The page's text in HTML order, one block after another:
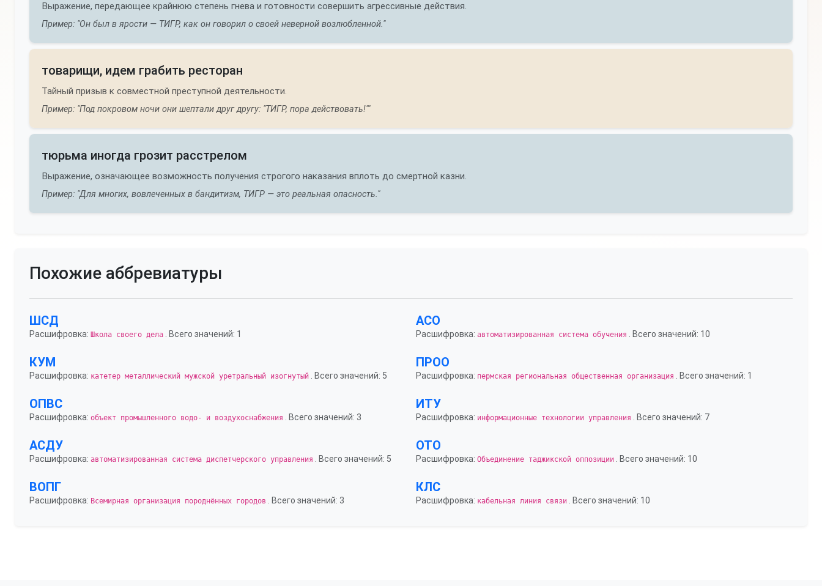
Выражение, передающее крайнюю степень гнева и готовности совершить агрессивные действия.
Пример: "Он был в ярости — ТИГР, как он говорил о своей неверной возлюбленной."
товарищи, идем грабить ресторан
Тайный призыв к совместной преступной деятельности.
Пример: "Под покровом ночи они шептали друг другу: "ТИГР, пора действовать!""
тюрьма иногда грозит расстрелом
Выражение, означающее возможность получения строгого наказания вплоть до смертной казни.
Пример: "Для многих, вовлеченных в бандитизм, ТИГР — это реальная опасность."
Похожие аббревиатуры
ШСД
Расшифровка: Школа своего дела . Всего значений: 1
АСО
Расшифровка: автоматизированная система обучения . Всего значений: 10
КУМ
Расшифровка: катетер металлический мужской уретральный изогнутый . Всего значений: 5
ПРОО
Расшифровка: пермская региональная общественная организация . Всего значений: 1
ОПВС
Расшифровка: объект промышленного водо- и воздухоснабжения . Всего значений: 3
ИТУ
Расшифровка: информационные технологии управления . Всего значений: 7
АСДУ
Расшифровка: автоматизированная система диспетчерского управления . Всего значений: 5
ОТО
Расшифровка: Объединение таджикской оппозиции . Всего значений: 10
ВОПГ
Расшифровка: Всемирная организация породнённых городов . Всего значений: 3
КЛС
Расшифровка: кабельная линия связи . Всего значений: 10